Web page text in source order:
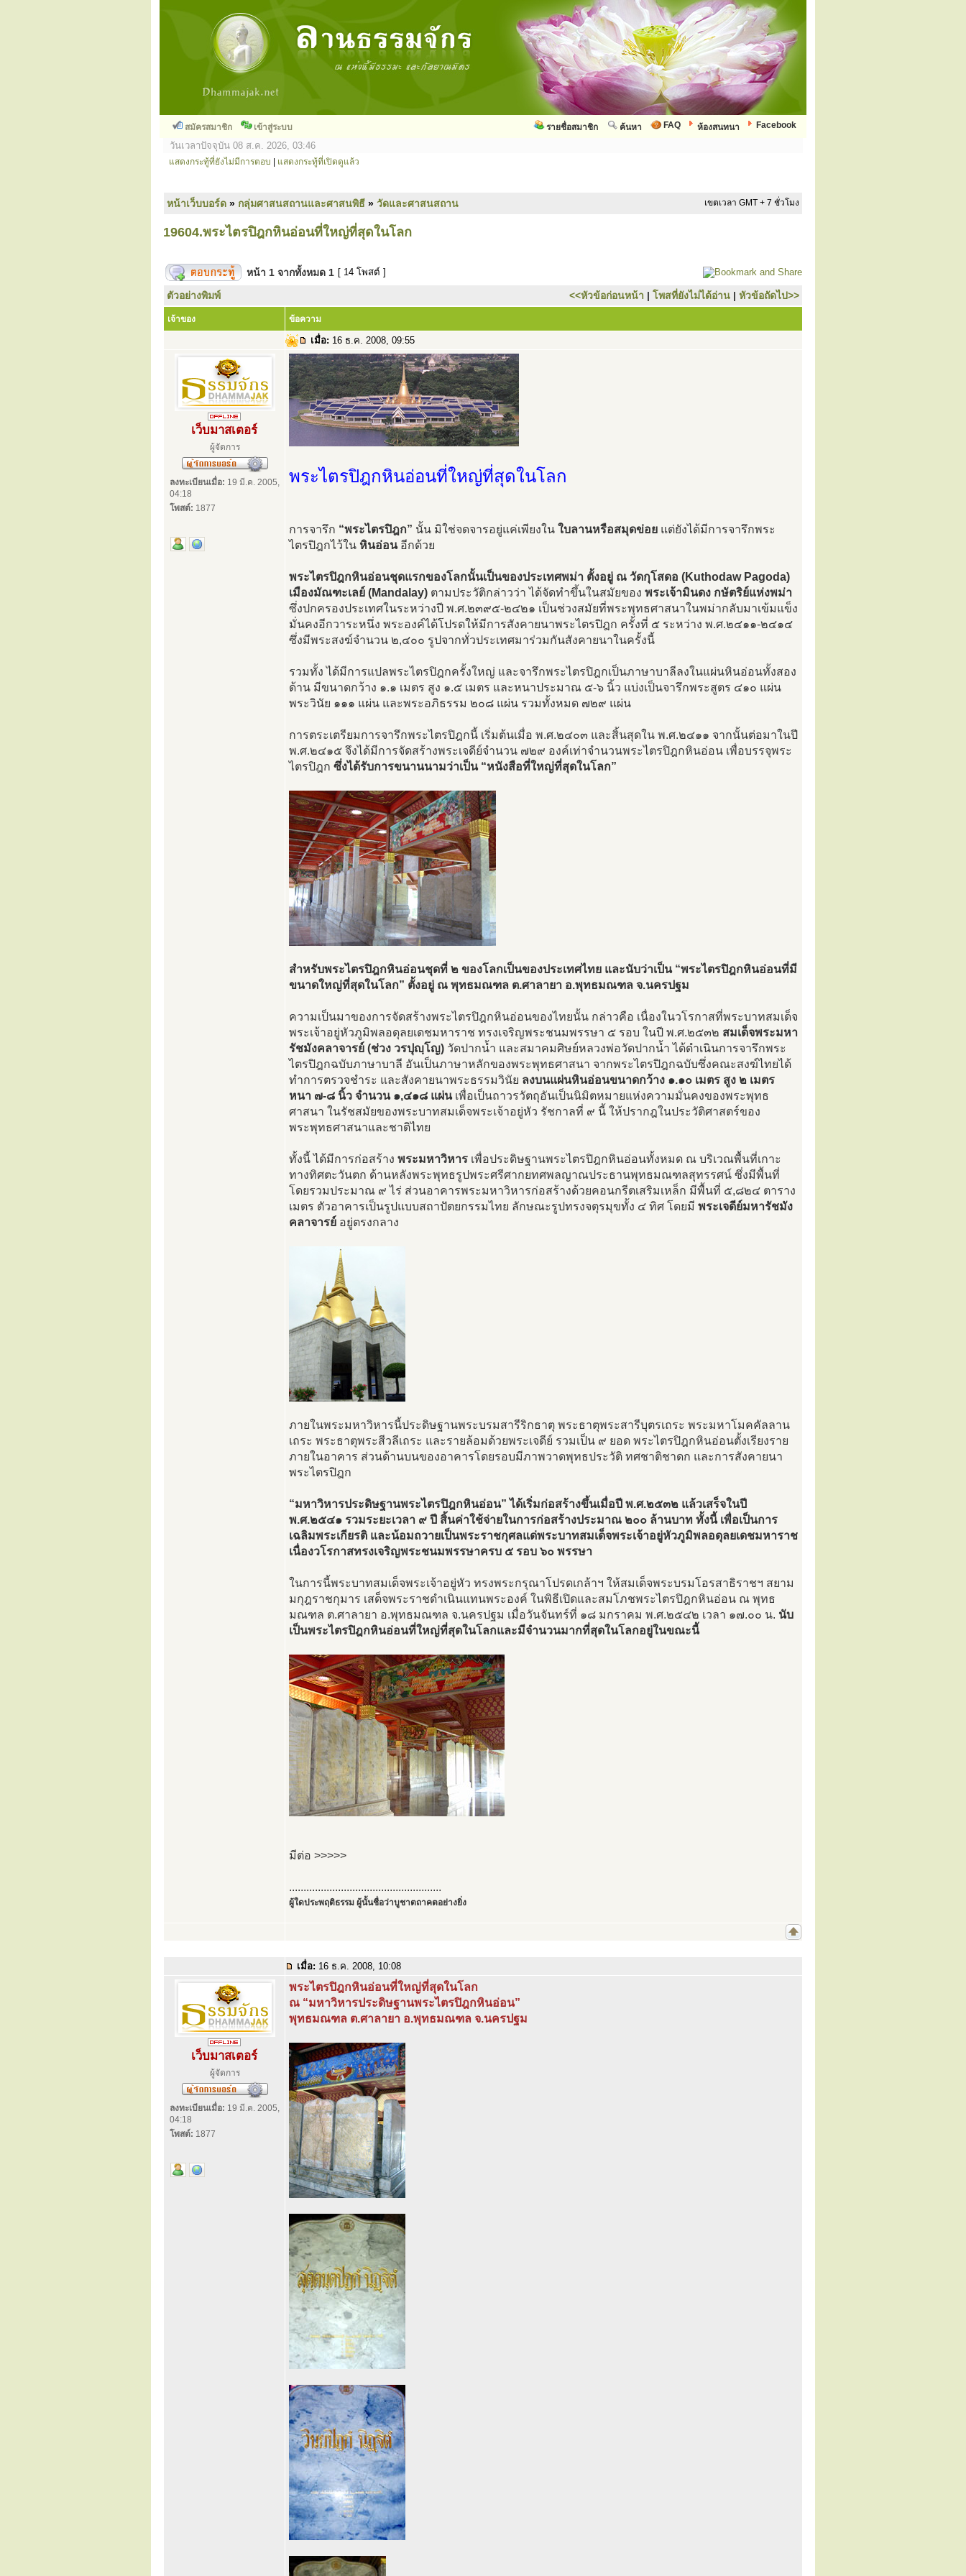
สมัครสมาชิก เข้าสู่ระบบ Facebook
ห้องสนทนา
FAQ
ค้นหา
รายชื่อสมาชิก
วันเวลาปัจจุบัน 08 ส.ค. 2026, 03:46
แสดงกระทู้ที่ยังไม่มีการตอบ แสดงกระทู้ที่เปิดดูแล้ว
หน้าเว็บบอร์ด » กลุ่มศาสนสถานและศาสนพิธี » วัดและศาสนสถาน เขตเวลา GMT + 7 ชั่วโมง
19604.พระไตรปิฎกหินอ่อนที่ใหญ่ที่สุดในโลก
หน้า 1 จากทั้งหมด 1 [ 14 โพสต์ ]
ตัวอย่างพิมพ์ <<หัวข้อก่อนหน้า | โพสที่ยังไม่ได้อ่าน | หัวข้อถัดไป>>
เจ้าของ ข้อความ
เมื่อ: 16 ธ.ค. 2008, 09:55
เว็บมาสเตอร์
ผู้จัดการ
ลงทะเบียนเมื่อ: 19 มี.ค. 2005,
04:18
โพสต์: 1877
พระไตรปิฎกหินอ่อนที่ใหญ่ที่สุดในโลก
การจารึก “พระไตรปิฎก” นั้น มิใช่จดจารอยู่แค่เพียงใน ใบลานหรือสมุดข่อย แต่ยังได้มีการจารึกพระ
ไตรปิฎกไว้ใน หินอ่อนอีกด้วย
พระไตรปิฎกหินอ่อนชุดแรกของโลกนั้นเป็นของประเทศพม่า ตั้งอยู่ ณ วัดกุโสดอ (Kuthodaw Pagoda)
เมืองมัณฑะเลย์ (Mandalay) ตามประวัติกล่าวว่า ได้จัดทำขึ้นในสมัยของ พระเจ้ามินดง กษัตริย์แห่งพม่า
ซึ่งปกครองประเทศในระหว่างปี พ.ศ.๒๓๙๕-๒๔๒๑ เป็นช่วงสมัยที่พระพุทธศาสนาในพม่ากลับมาเข้มแข็ง
มั่นคงอีกวาระหนึ่ง พระองค์ได้โปรดให้มีการสังคายนาพระไตรปิฎก ครั้งที่ ๕ ระหว่าง พ.ศ.๒๔๑๑-๒๔๑๔
ซึ่งมีพระสงฆ์จำนวน ๒,๔๐๐ รูปจากทั่วประเทศมาร่วมกันสังคายนาในครั้งนี้
รวมทั้ง ได้มีการแปลพระไตรปิฎกครั้งใหญ่ และจารึกพระไตรปิฎกเป็นภาษาบาลีลงในแผ่นหินอ่อนทั้งสอง
ด้าน มีขนาดกว้าง ๑.๑ เมตร สูง ๑.๕ เมตร และหนาประมาณ ๕-๖ นิ้ว แบ่งเป็นจารึกพระสูตร ๔๑๐ แผ่น
พระวินัย ๑๑๑ แผ่น และพระอภิธรรม ๒๐๘ แผ่น รวมทั้งหมด ๗๒๙ แผ่น
การตระเตรียมการจารึกพระไตรปิฎกนี้ เริ่มต้นเมื่อ พ.ศ.๒๔๐๓ และสิ้นสุดใน พ.ศ.๒๔๑๑ จากนั้นต่อมาในปี
พ.ศ.๒๔๑๕ จึงได้มีการจัดสร้างพระเจดีย์จำนวน ๗๒๙ องค์เท่าจำนวนพระไตรปิฎกหินอ่อน เพื่อบรรจุพระ
ไตรปิฎก ซึ่งได้รับการขนานนามว่าเป็น “หนังสือที่ใหญ่ที่สุดในโลก”
สำหรับพระไตรปิฎกหินอ่อนชุดที่ ๒ ของโลกเป็นของประเทศไทย และนับว่าเป็น “พระไตรปิฎกหินอ่อนที่มี
ขนาดใหญ่ที่สุดในโลก” ตั้งอยู่ ณ พุทธมณฑล ต.ศาลายา อ.พุทธมณฑล จ.นครปฐม
ความเป็นมาของการจัดสร้างพระไตรปิฎกหินอ่อนของไทยนั้น กล่าวคือ เนื่องในวโรกาสที่พระบาทสมเด็จ
พระเจ้าอยู่หัวภูมิพลอดุลยเดชมหาราช ทรงเจริญพระชนมพรรษา ๕ รอบ ในปี พ.ศ.๒๕๓๒ สมเด็จพระมหา
รัชมังคลาจารย์ (ช่วง วรปุญฺโญ) วัดปากน้ำ และสมาคมศิษย์หลวงพ่อวัดปากน้ำ ได้ดำเนินการจารึกพระ
ไตรปิฎกฉบับภาษาบาลี อันเป็นภาษาหลักของพระพุทธศาสนา จากพระไตรปิฎกฉบับซึ่งคณะสงฆ์ไทยได้
ทำการตรวจชำระ และสังคายนาพระธรรมวินัย ลงบนแผ่นหินอ่อนขนาดกว้าง ๑.๑๐ เมตร สูง ๒ เมตร
หนา ๗-๘ นิ้ว จำนวน ๑,๔๑๘ แผ่นเพื่อเป็นถาวรวัตถุอันเป็นนิมิตหมายแห่งความมั่นคงของพระพุทธ
ศาสนา ในรัชสมัยของพระบาทสมเด็จพระเจ้าอยู่หัว รัชกาลที่ ๙ นี้ ให้ปรากฎในประวัติศาสตร์ของ
พระพุทธศาสนาและชาติไทย
ทั้งนี้ ได้มีการก่อสร้าง พระมหาวิหาร เพื่อประดิษฐานพระไตรปิฎกหินอ่อนทั้งหมด ณ บริเวณพื้นที่เกาะ
ทางทิศตะวันตก ด้านหลังพระพุทธรูปพระศรีศากยทศพลญาณประธานพุทธมณฑลสุทรรศน์ ซึ่งมีพื้นที่
โดยรวมประมาณ ๙ ไร่ ส่วนอาคารพระมหาวิหารก่อสร้างด้วยคอนกรีตเสริมเหล็ก มีพื้นที่ ๕,๘๒๔ ตาราง
เมตร ตัวอาคารเป็นรูปแบบสถาปัตยกรรมไทย ลักษณะรูปทรงจตุรมุขทั้ง ๔ ทิศ โดยมี พระเจดีย์มหารัชมัง
คลาจารย์ อยู่ตรงกลาง
ภายในพระมหาวิหารนี้ประดิษฐานพระบรมสารีริกธาตุ พระธาตุพระสารีบุตรเถระ พระมหาโมคคัลลาน
เถระ พระธาตุพระสีวลีเถระ และรายล้อมด้วยพระเจดีย์ รวมเป็น ๙ ยอด พระไตรปิฎกหินอ่อนตั้งเรียงราย
ภายในอาคาร ส่วนด้านบนของอาคารโดยรอบมีภาพวาดพุทธประวัติ ทศชาติชาดก และการสังคายนา
พระไตรปิฎก
“มหาวิหารประดิษฐานพระไตรปิฎกหินอ่อน” ได้เริ่มก่อสร้างขึ้นเมื่อปี พ.ศ.๒๕๓๒ แล้วเสร็จในปี
พ.ศ.๒๕๔๑ รวมระยะเวลา ๙ ปี สิ้นค่าใช้จ่ายในการก่อสร้างประมาณ ๒๐๐ ล้านบาท ทั้งนี้ เพื่อเป็นการ
เฉลิมพระเกียรติ และน้อมถวายเป็นพระราชกุศลแด่พระบาทสมเด็จพระเจ้าอยู่หัวภูมิพลอดุลยเดชมหาราช
เนื่องวโรกาสทรงเจริญพระชนมพรรษาครบ ๕ รอบ ๖๐ พรรษา
ในการนี้พระบาทสมเด็จพระเจ้าอยู่หัว ทรงพระกรุณาโปรดเกล้าฯ ให้สมเด็จพระบรมโอรสาธิราชฯ สยาม
มกุฎราชกุมาร เสด็จพระราชดำเนินแทนพระองค์ ในพิธีเปิดและสมโภชพระไตรปิฎกหินอ่อน ณ พุทธ
มณฑล ต.ศาลายา อ.พุทธมณฑล จ.นครปฐม เมื่อวันจันทร์ที่ ๑๘ มกราคม พ.ศ.๒๕๔๒ เวลา ๑๗.๐๐ น. นับ
เป็นพระไตรปิฎกหินอ่อนที่ใหญ่ที่สุดในโลกและมีจำนวนมากที่สุดในโลกอยู่ในขณะนี้
มีต่อ >>>>>
.....................................................
ผู้ใดประพฤติธรรม ผู้นั้นชื่อว่าบูชาตถาคตอย่างยิ่ง
เมื่อ: 16 ธ.ค. 2008, 10:08
เว็บมาสเตอร์
ผู้จัดการ
ลงทะเบียนเมื่อ: 19 มี.ค. 2005,
04:18
โพสต์: 1877
พระไตรปิฎกหินอ่อนที่ใหญ่ที่สุดในโลก
ณ “มหาวิหารประดิษฐานพระไตรปิฎกหินอ่อน”
พุทธมณฑล ต.ศาลายา อ.พุทธมณฑล จ.นครปฐม